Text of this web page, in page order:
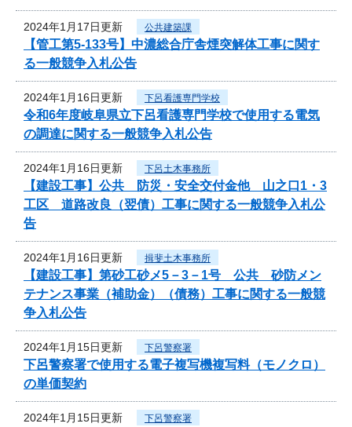
2024年1月17日更新 公共建築課
【管工第5-133号】中濃総合庁舎煙突解体工事に関す
る一般競争入札公告
2024年1月16日更新 下呂看護専門学校
令和6年度岐阜県立下呂看護専門学校で使用する電気
の調達に関する一般競争入札公告
2024年1月16日更新 下呂土木事務所
【建設工事】公共 防災・安全交付金他 山之口1・3
工区 道路改良（翌債）工事に関する一般競争入札公
告
2024年1月16日更新 揖斐土木事務所
【建設工事】第砂工砂メ5－3－1号 公共 砂防メン
テナンス事業（補助金）（債務）工事に関する一般競
争入札公告
2024年1月15日更新 下呂警察署
下呂警察署で使用する電子複写機複写料（モノクロ）
の単価契約
2024年1月15日更新 下呂警察署